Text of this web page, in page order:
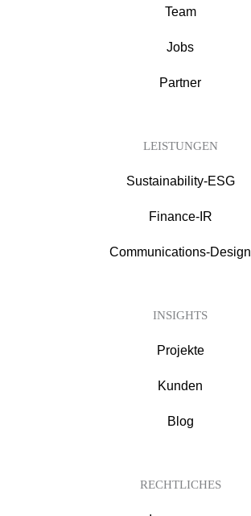
Team
Jobs
Partner
LEISTUNGEN
Sustainability-ESG
Finance-IR
Communications-Design
INSIGHTS
Projekte
Kunden
Blog
RECHTLICHES